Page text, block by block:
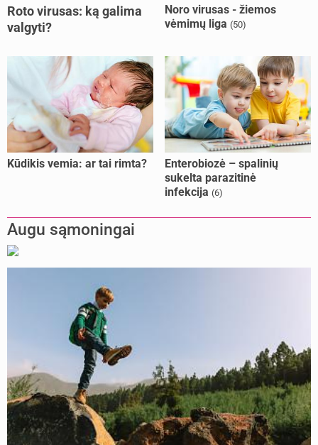
Roto virusas: ką galima
valgyti?
Noro virusas - žiemos
vėmimų liga (50)
Kūdikis vemia: ar tai rimta?
Enterobiozė – spalinių
sukelta parazitinė
infekcija (6)
Augu sąmoningai